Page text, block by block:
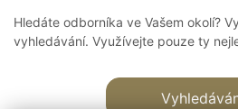
Hledáte odborníka ve Vašem okolí?
vyhledávání. Využívejte pouze ty